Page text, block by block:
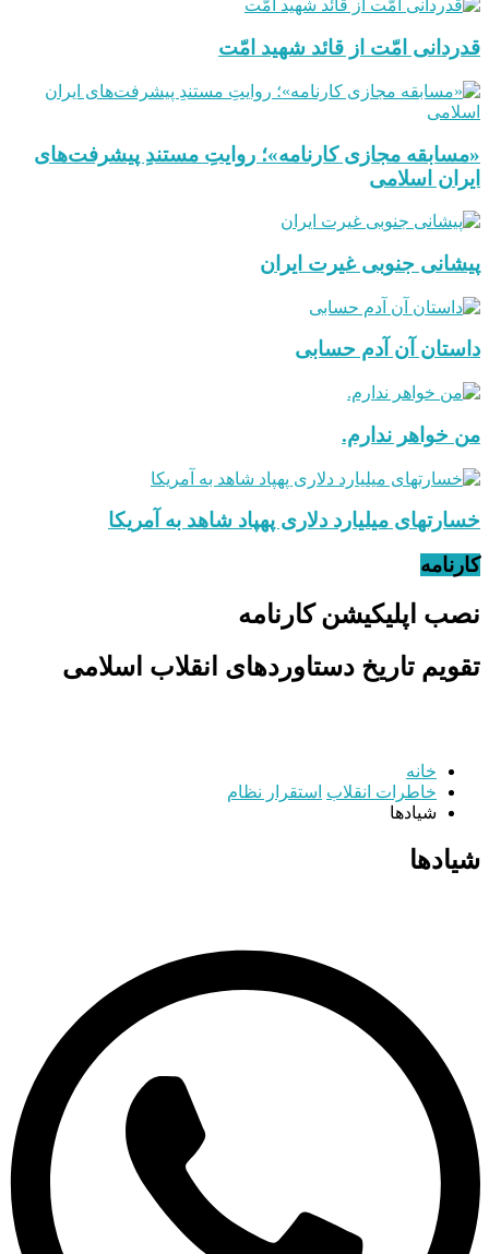
قدردانی امّت از قائد شهید امّت
«مسابقه مجازی کارنامه»؛ روایتِ مستندِ پیشرفت‌های
ایران اسلامی
پیشانی جنوبی غیرت ایران
داستان آن آدم حسابی
من خواهر ندارم.
خسارتهای میلیارد دلاری پهپاد شاهد به آمریکا
کارنامه
نصب اپلیکیشن کارنامه
تقویم تاریخ دستاوردهای انقلاب اسلامی
خانه
خاطرات انقلاب استقرار نظام
شیادها
شیادها